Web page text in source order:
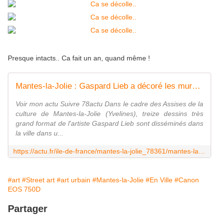
Presque intacts.. Ca fait un an, quand même !
Mantes-la-Jolie : Gaspard Lieb a décoré les murs de la ville
Voir mon actu Suivre 78actu Dans le cadre des Assises de la
culture de Mantes-la-Jolie (Yvelines), treize dessins très
grand format de l'artiste Gaspard Lieb sont disséminés dans
la ville dans u...
#art #Street art #art urbain #Mantes-la-Jolie #En Ville #Canon
EOS 750D
Partager